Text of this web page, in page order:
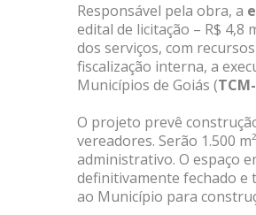
Responsável pela obra, a
edital de licitação – R$ 4,8
dos serviços, com
fiscalização interna, a
Municípios de Goiás (
O projeto prevê
vereadores. Serão 1.500
administrativo. O espaço
definitivamente fechado e
ao Município para